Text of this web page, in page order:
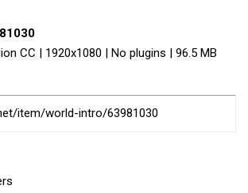
CC | 1920x1080 | No plugins | 96.5 MB
item/world-intro/63981030